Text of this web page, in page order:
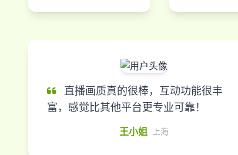
直播画质真的很棒，互动功能很丰
富，感觉比其他平台更专业可靠！
王小姐 上海